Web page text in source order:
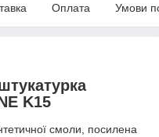
Оплата Умови
K15
смоли, посилена